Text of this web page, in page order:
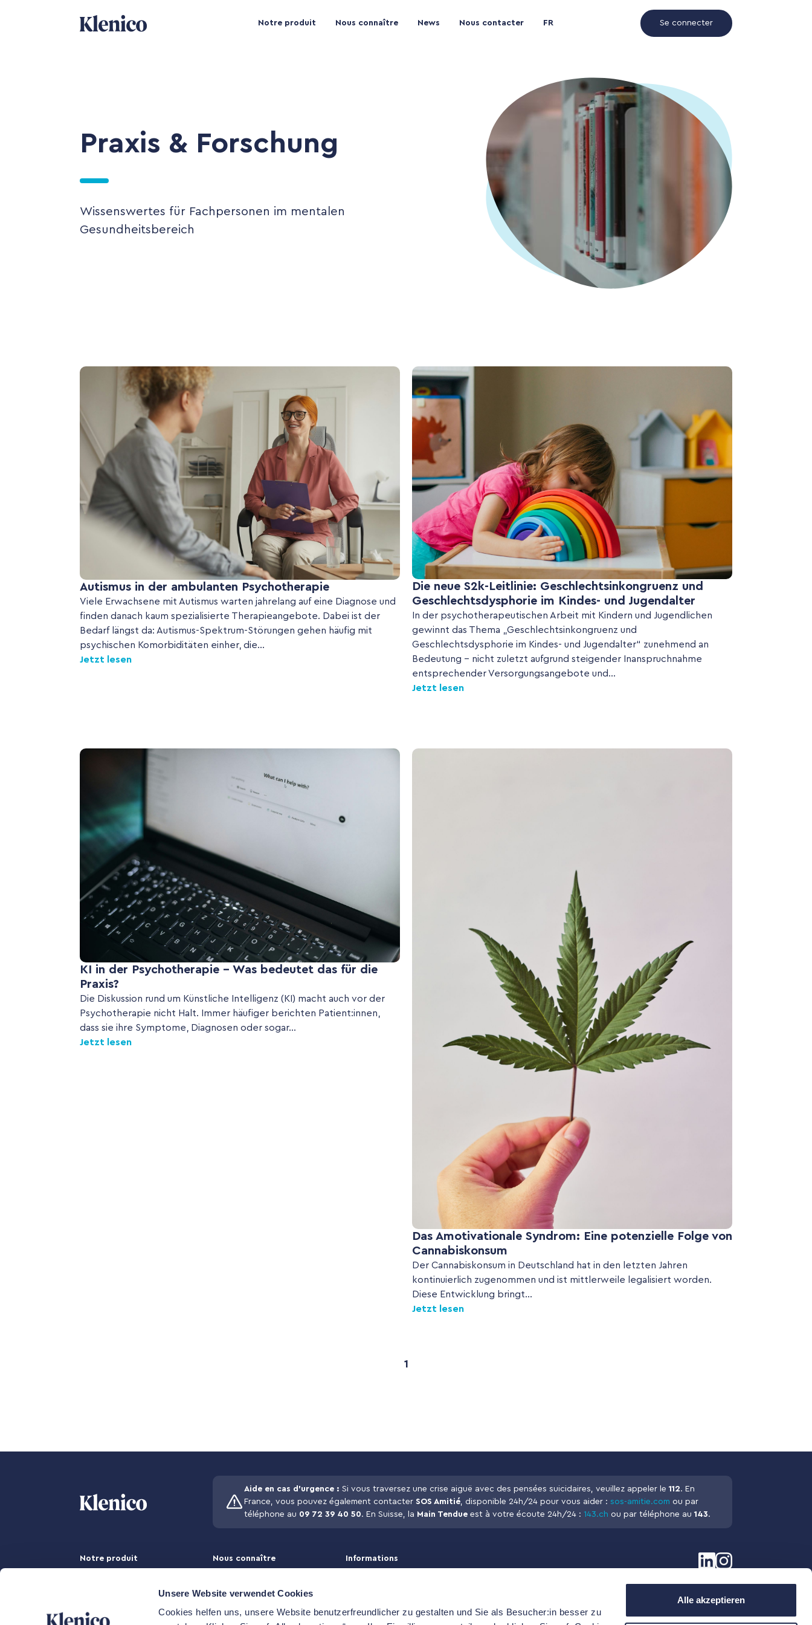
Unsere Website verwendet Cookies
Cookies helfen uns, unsere Website benutzerfreundlicher zu gestalten und Sie als Besucher:in besser zu
Alle akzeptieren
Notre produit Nous connaître News Nous contacter FR Se connecter
Praxis & Forschung
Wissenswertes für Fachpersonen im mentalen
Gesundheitsbereich
Autismus in der ambulanten Psychotherapie
Viele Erwachsene mit Autismus warten jahrelang auf eine Diagnose und
finden danach kaum spezialisierte Therapieangebote. Dabei ist der
Bedarf längst da: Autismus-Spektrum-Störungen gehen häufig mit
psychischen Komorbiditäten einher, die...
Jetzt lesen
Die neue S2k-Leitlinie: Geschlechtsinkongruenz und
Geschlechtsdysphorie im Kindes- und Jugendalter
In der psychotherapeutischen Arbeit mit Kindern und Jugendlichen
gewinnt das Thema „Geschlechtsinkongruenz und
Geschlechtsdysphorie im Kindes- und Jugendalter“ zunehmend an
Bedeutung – nicht zuletzt aufgrund steigender Inanspruchnahme
entsprechender Versorgungsangebote und...
Jetzt lesen
KI in der Psychotherapie - Was bedeutet das für die
Praxis?
Die Diskussion rund um Künstliche Intelligenz (KI) macht auch vor der
Psychotherapie nicht Halt. Immer häufiger berichten Patient:innen,
dass sie ihre Symptome, Diagnosen oder sogar...
Jetzt lesen
Das Amotivationale Syndrom: Eine potenzielle Folge von
Cannabiskonsum
Der Cannabiskonsum in Deutschland hat in den letzten Jahren
kontinuierlich zugenommen und ist mittlerweile legalisiert worden.
Diese Entwicklung bringt...
Jetzt lesen
1
Aide en cas d’urgence : Si vous traversez une crise aiguë avec des pensées suicidaires, veuillez appeler le 112. En
France, vous pouvez également contacter SOS Amitié , disponible 24h/24 pour vous aider : sos-amitie.com ou par
téléphone au 09 72 39 40 50. En Suisse, la Main Tendue est à votre écoute 24h/24 : 143.ch ou par téléphone au 143.
Notre produit
L'entreprise
Nous connaître
mission
Presse
Informations
Politique de confidentialité